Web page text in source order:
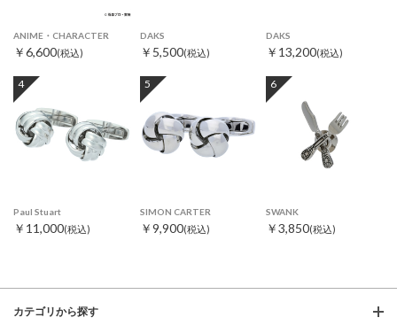
ANIME・CHARACTER
￥6,600(税込)
DAKS
￥5,500(税込)
DAKS
￥13,200(税込)
4
Paul Stuart
￥11,000(税込)
5
SIMON CARTER
￥9,900(税込)
6
SWANK
￥3,850(税込)
カテゴリから探す